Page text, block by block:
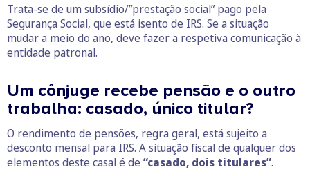
Trata-se de um subsídio/”prestação social” pago pela
Segurança Social, que está isento de IRS. Se a situação
mudar a meio do ano, deve fazer a respetiva comunicação à
entidade patronal.
Um cônjuge recebe pensão e o outro
trabalha: casado, único titular?
O rendimento de pensões, regra geral, está sujeito a
desconto mensal para IRS. A situação fiscal de qualquer dos
elementos deste casal é de “casado, dois titulares”.